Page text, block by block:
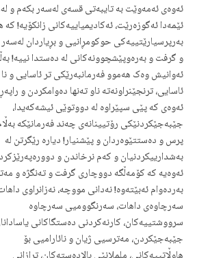
ئەوەی ئەمەوێت بە تایبەتی قسەی لەسەر بکەم و
ئێمەدا ئەگوزەرێت، ئەکادیمیاییەکانی زانکۆیە!
بەرپرسیارێتییەکی حوکومڕانیی و بڕیاردان
و گرفت و بەرەوپێشچوونەکانی لە دەستدا نییە!
ئەوانیش وەک هەموو فەرمانبەرێکی تر ئاسایی و نا
ئاسایی، ترنجێنراونەتە ناو تەنها دەوامکردن و
ئەوەی کە پێی سپێراوە لە دووتوێی ئیشەکەیدا،
جێبەجێکردنێکی رۆتیینانەی چەند فەرمانێکە
پرس و دەستتێوەردان و پێشنیار! دیارە رێگرتن لە
بەشدارییکردنیان و کەم نرخاندن و
ئەوەیە کە کۆمەڵگە دووچاری گرفت و تەنگژە و
بەردەوام ئەبێتەوە! نەدانی مووچە، نەزانراوی
سەرچاوەی داهات، سەرنگوومیی سەرچاوە
سرووشتییەکان، کارنەکردنی دەستگاکانی
جێبەجێکردن، مەترسیی ژیان و نائارامیی بۆ